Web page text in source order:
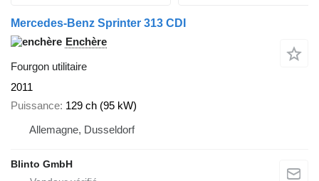
Mercedes-Benz Sprinter 313 CDI
Enchère
Fourgon utilitaire
2011
Puissance 129 ch (95 kW)
Allemagne, Dusseldorf
Blinto GmbH